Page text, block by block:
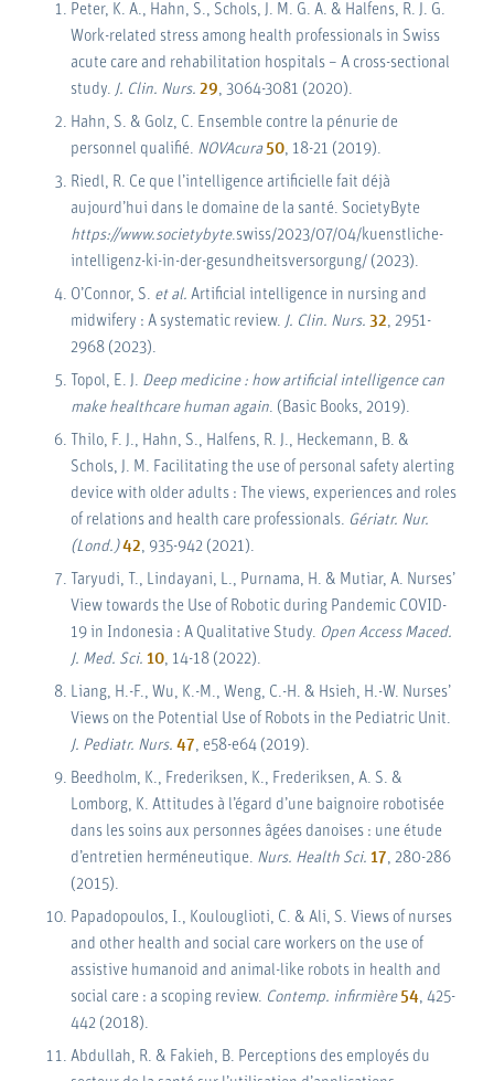
Peter, K. A., Hahn, S., Schols, J. M. G. A. & Halfens, R. J. G.
Work-related stress among health professionals in Swiss
acute care and rehabilitation hospitals – A cross-sectional
study. J. Clin. Nurs. 29, 3064-3081 (2020).
Hahn, S. & Golz, C. Ensemble contre la pénurie de
personnel qualifié. NOVAcura 50, 18-21 (2019).
Riedl, R. Ce que l’intelligence artificielle fait déjà
aujourd’hui dans le domaine de la santé. SocietyByte
https://www.societybyte.swiss/2023/07/04/kuenstliche-
intelligenz-ki-in-der-gesundheitsversorgung/ (2023).
O’Connor, S. et al. Artificial intelligence in nursing and
midwifery : A systematic review. J. Clin. Nurs. 32, 2951-
2968 (2023).
Topol, E. J. Deep medicine : how artificial intelligence can
make healthcare human again. (Basic Books, 2019).
Thilo, F. J., Hahn, S., Halfens, R. J., Heckemann, B. &
Schols, J. M. Facilitating the use of personal safety alerting
device with older adults : The views, experiences and roles
of relations and health care professionals. Gériatr. Nur.
(Lond.) 42, 935-942 (2021).
Taryudi, T., Lindayani, L., Purnama, H. & Mutiar, A. Nurses’
View towards the Use of Robotic during Pandemic COVID-
19 in Indonesia : A Qualitative Study. Open Access Maced.
J. Med. Sci. 10, 14-18 (2022).
Liang, H.-F., Wu, K.-M., Weng, C.-H. & Hsieh, H.-W. Nurses’
Views on the Potential Use of Robots in the Pediatric Unit.
J. Pediatr. Nurs. 47, e58-e64 (2019).
Beedholm, K., Frederiksen, K., Frederiksen, A. S. &
Lomborg, K. Attitudes à l’égard d’une baignoire robotisée
dans les soins aux personnes âgées danoises : une étude
d’entretien herméneutique. Nurs. Health Sci. 17, 280-286
(2015).
Papadopoulos, I., Koulouglioti, C. & Ali, S. Views of nurses
and other health and social care workers on the use of
assistive humanoid and animal-like robots in health and
social care : a scoping review. Contemp. infirmière 54, 425-
442 (2018).
Abdullah, R. & Fakieh, B. Perceptions des employés du